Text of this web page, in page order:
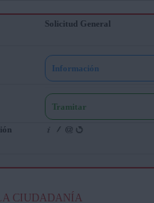
Solicitud General
Información
Tramitar
CIUDADANÍA